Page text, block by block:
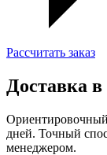
Рассчитать заказ
Доставка
Ориентировочный
дней. Точный
менеджером.